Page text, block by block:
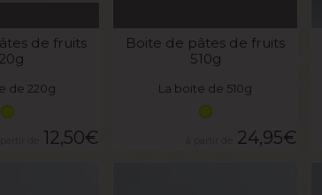
de fruits
de 220g
12,50€
Boite de pâtes de fruits
510g
La boite de 510g
24,95€